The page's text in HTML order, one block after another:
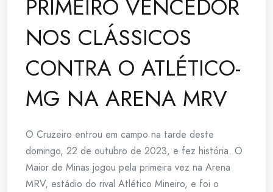
PRIMEIRO VENCEDOR
NOS CLÁSSICOS
CONTRA O ATLÉTICO-
MG NA ARENA MRV
O Cruzeiro entrou em campo na tarde deste
domingo, 22 de outubro de 2023, e fez história. O
Maior de Minas jogou pela primeira vez na Arena
MRV, estádio do rival Atlético Mineiro, e foi o